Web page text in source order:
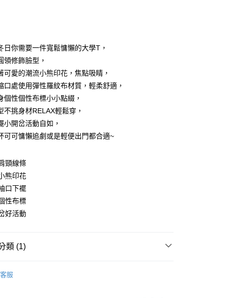
款
期使用說明】
灣大哥大提供，台灣大哥大用戶可立即使用無須另外申請。
擇「大哥付你分期」，訂單成立後會自動跳轉到大哥付的交易
機門號後，選擇欲分期的期數、繳款截止日，確認付款後即
專審核」未通過狀況，表示未達大哥付你分期系統評分，恕
內容。
併入電信帳單，「大哥付你分期」於每月結算日後寄送繳費提
後付
付是「在收到商品之後才付款」的支付方式。 讓您購物簡單
要手機號碼，簡訊認證，即可結帳。
先確認商品／服務後，再付款。
享後付」結帳流程】
式選擇「AFTEE先享後付」後，將跳轉至「AFTEE先享後
，滿NT$699(含以上)免運費
日你需要一件寬鬆慵懶的大學T，
領修飾臉型，
可愛的潮流小熊印花，焦點吸睛，
口處使用彈性羅紋布材質，輕柔舒適，
個性個性布標小小點綴，
不挑身材RELAX輕鬆穿，
小開岔活動自如，
可可慵懶追劇或是輕便出門都合適~
頸線條
熊印花
口下襬
性布標
好活動
類 (1)
客服